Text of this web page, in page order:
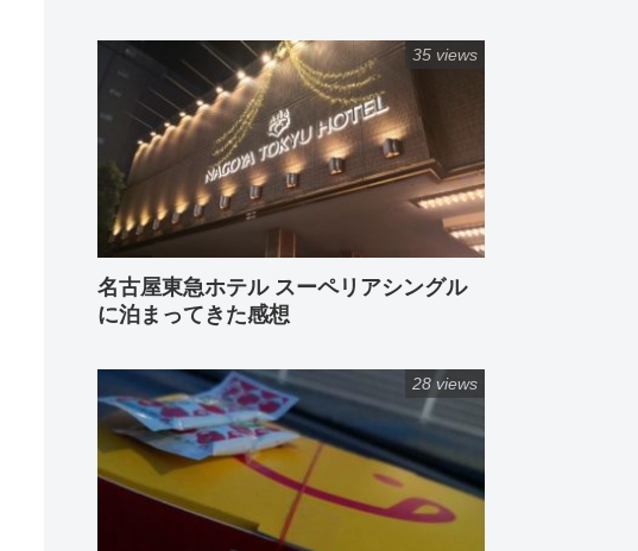
名古屋東急ホテル スーペリアシングル
に泊まってきた感想
35 views
28 views